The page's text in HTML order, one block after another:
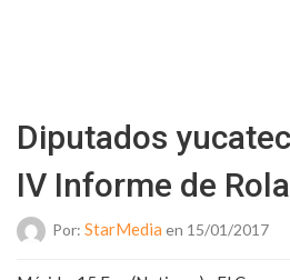
Diputados
IV Informe de
Por: StarMedia en 15/01/2017